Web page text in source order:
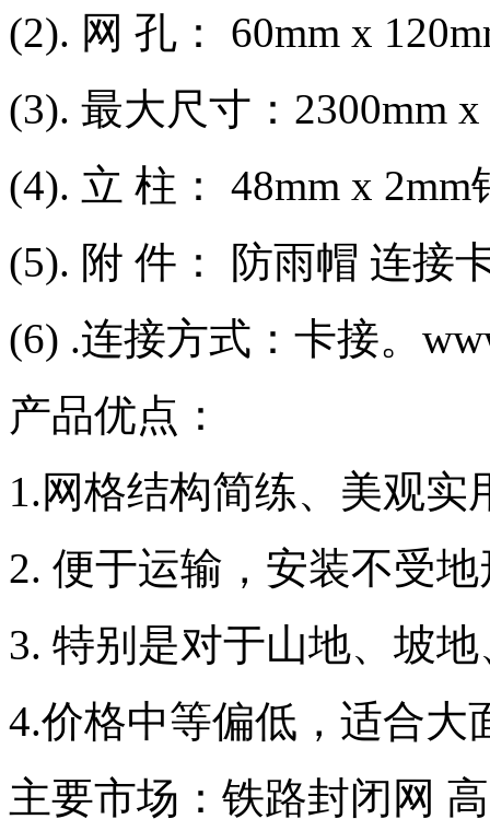
(2). 网 孔： 60mm x
(3). 最大尺寸：2300mm x
(4). 立 柱： 48mm x
(5). 附 件： 防雨帽 连接
(6) .连接方式：卡接。
产品优点：
1.网格结构简练、美观实
2. 便于运输，安装不受
3. 特别是对于山地、坡
4.价格中等偏低，适合大
主要市场：铁路封闭网